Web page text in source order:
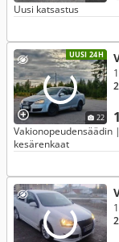
Uusi katsastus
UUSI 24H
22
kesärenkaat